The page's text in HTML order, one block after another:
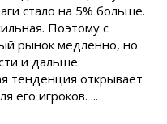
стало на 5% больше.
Поэтому с
рынок медленно, но
и дальше.
тенденция открывает
его игроков. ...